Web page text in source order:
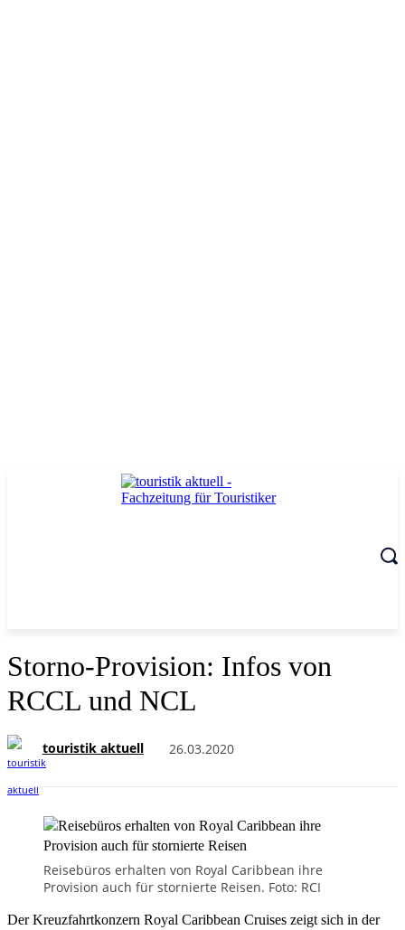
Storno-Provision: Infos von
RCCL und NCL
touristik aktuell 26.03.2020
Reisebüros erhalten von Royal Caribbean ihre
Provision auch für stornierte Reisen. Foto: RCI
Der Kreuzfahrtkonzern Royal Caribbean Cruises zeigt sich in der